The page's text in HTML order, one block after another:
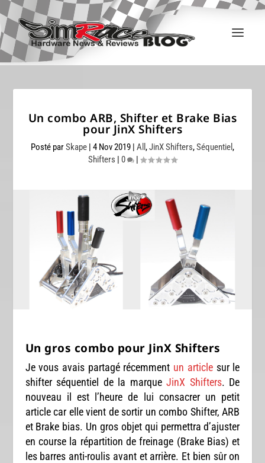
Un combo ARB, Shifter et Brake Bias
pour JinX Shifters
Posté parSkape | 4 Nov 2019 | All ,JinX Shifters,Séquentiel,
Shifters | 0 |
Un gros combo pour JinX Shifters
Je vous avais partagé récemment un articlesur le
shifter séquentiel de la marqueJinX Shifters. De
nouveau il est l’heure de lui consacrer un petit
article car elle vient de sortir un combo Shifter, ARB
et Brake bias. Un gros objet qui permettra d’ajuster
en course la répartition de freinage (Brake Bias) et
les barres anti-roulis avant et arrière. Et bien sûr on